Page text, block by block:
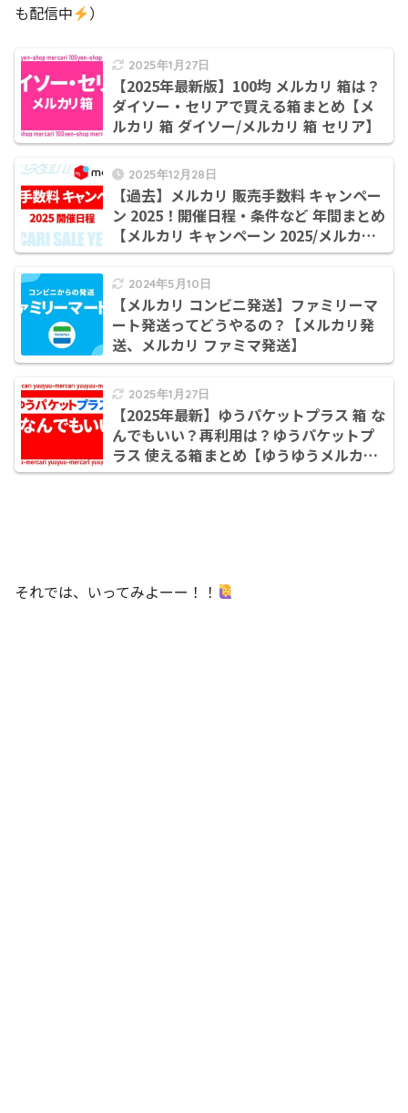
も配信中
）
2025年1月27日
【2025年最新版】100均 メルカリ 箱は？
ダイソー・セリアで買える箱まとめ【メ
ルカリ 箱 ダイソー/メルカリ 箱 セリア】
2025年12月28日
【過去】メルカリ 販売手数料 キャンペー
ン 2025！開催日程・条件など 年間まとめ
【メルカリ キャンペーン 2025/メルカリ
販売手数料 還元 いつ/メルカリ 手数料還
元キャンペーン】
2024年5月10日
【メルカリ コンビニ発送】ファミリーマ
ート発送ってどうやるの？【メルカリ発
送、メルカリ ファミマ発送】
2025年1月27日
【2025年最新】ゆうパケットプラス 箱 な
んでもいい？再利用は？ゆうパケットプ
ラス 使える箱まとめ【ゆうゆうメルカリ
便 箱/ゆうパケットプラス 箱】
それでは、いってみよーー！！